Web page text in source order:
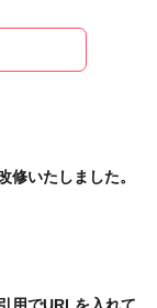
いたしました。